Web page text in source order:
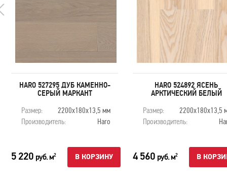
HARO 527295 ДУБ КАМЕННО-
СЕРЫЙ МАРКАНТ
Размер:
2200х180х13,5 мм
Производитель:
Haro
5 220 руб. м2 В КОРЗИНУ
HARO 524892 ЯСЕНЬ
АРКТИЧЕСКИЙ БЕЛЫЙ
Размер:
2200х180х13,5
Производитель:
4 560 руб. м2 В